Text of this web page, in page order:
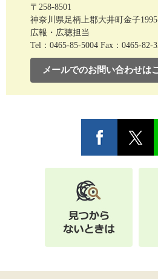
〒258-8501
神奈川県足柄上郡大井町金子
広報・広聴担当
Tel：0465-85-5004 Fax：0465-82-
メールでのお問い合わせは